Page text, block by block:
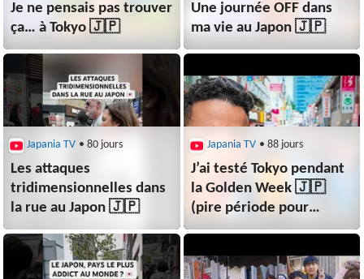
Je ne pensais pas trouver
ça… à Tokyo 🇯🇵
Une journée OFF dans
ma vie au Japon 🇯🇵
Japania TV • 80 jours
Les attaques
tridimensionnelles dans
la rue au Japon 🇯🇵
Japania TV • 88 jours
J’ai testé Tokyo pendant
la Golden Week 🇯🇵
(pire période pour
visiter ?)